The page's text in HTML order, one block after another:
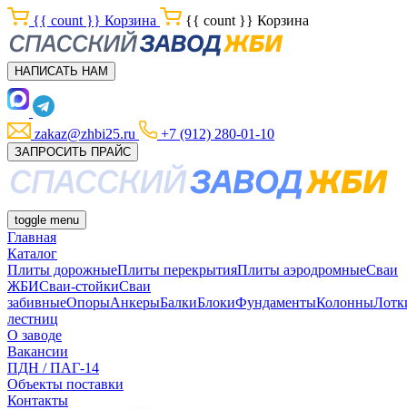
{{ count }} Корзина {{ count }} Корзина
НАПИСАТЬ НАМ
zakaz@zhbi25.ru +7 (912) 280-01-10
ЗАПРОСИТЬ ПРАЙС
toggle menu
Главная
Каталог
Плиты дорожныеПлиты перекрытияПлиты аэродромныеСваи
ЖБИСваи-стойкиСваи
забивныеОпорыАнкерыБалкиБлокиФундаментыКолонны
лестниц
О заводе
Вакансии
ПДН / ПАГ-14
Объекты поставки
Контакты